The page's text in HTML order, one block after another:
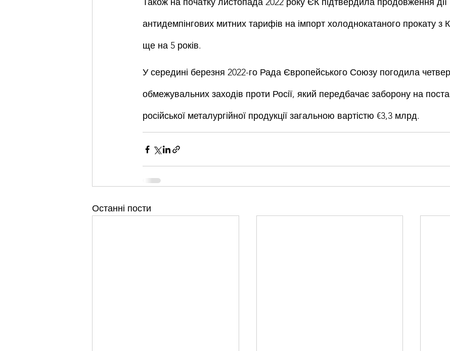
антидемпінгових митних тарифів на імпорт холоднокатаного прокату з
ще на 5 років.
У середині березня 2022-го Рада Європейського Союзу погодила
обмежувальних заходів проти Росії, який передбачає заборону на
російської металургійної продукції загальною вартістю €3,3 млрд.
Останні пости